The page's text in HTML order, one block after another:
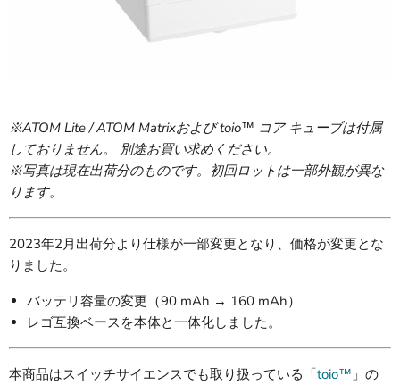
※ATOM Lite / ATOM Matrixおよび toio™ コア キューブは付属
しておりません。 別途お買い求めください。
※写真は現在出荷分のものです。初回ロットは一部外観が異な
ります。
2023年2月出荷分より仕様が一部変更となり、価格が変更とな
りました。
バッテリ容量の変更（90 mAh → 160 mAh）
レゴ互換ベースを本体と一体化しました。
本商品はスイッチサイエンスでも取り扱っている「toio™」の